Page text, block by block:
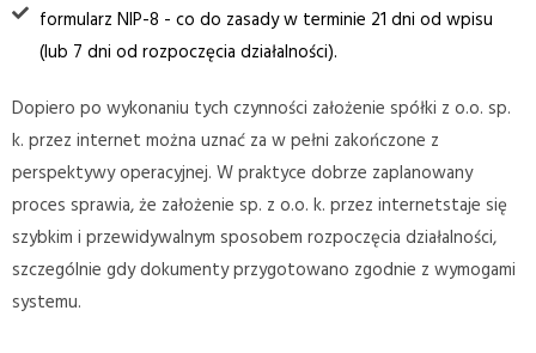
formularz NIP-8 - co do zasady w terminie 21 dni od wpisu
(lub 7 dni od rozpoczęcia działalności).
Dopiero po wykonaniu tych czynności założenie spółki z o.o. sp.
k. przez internet można uznać za w pełni zakończone z
perspektywy operacyjnej. W praktyce dobrze zaplanowany
proces sprawia, że założenie sp. z o.o. k. przez internetstaje się
szybkim i przewidywalnym sposobem rozpoczęcia działalności,
szczególnie gdy dokumenty przygotowano zgodnie z wymogami
systemu.